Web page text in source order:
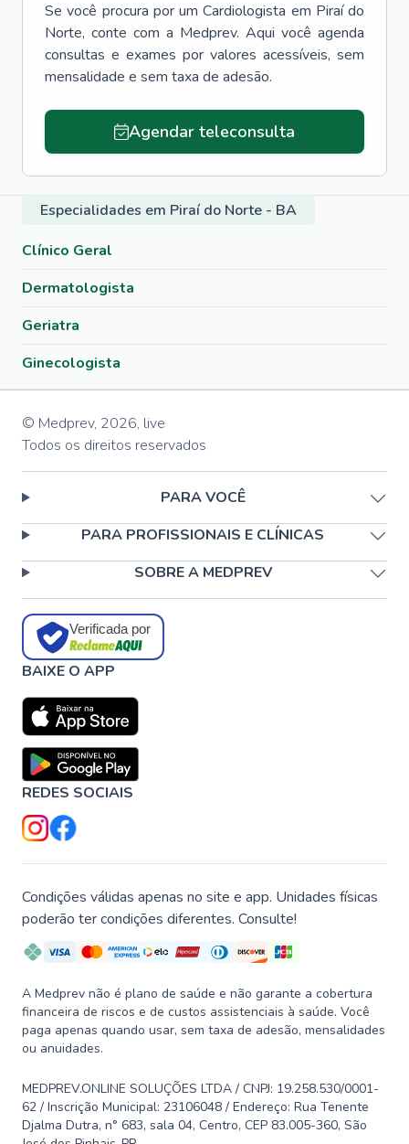
Se você procura por um Cardiologista em Piraí do
Norte, conte com a Medprev. Aqui você agenda
consultas e exames por valores acessíveis, sem
mensalidade e sem taxa de adesão.
Agendar teleconsulta
Especialidades em Piraí do Norte - BA
Clínico Geral
Dermatologista
Geriatra
Ginecologista
© Medprev, 2026, live
Todos os direitos reservados
PARA VOCÊ
PARA PROFISSIONAIS E CLÍNICAS
SOBRE A MEDPREV
Verificada por
BAIXE O APP
REDES SOCIAIS
Condições válidas apenas no site e app. Unidades físicas
poderão ter condições diferentes. Consulte!
A Medprev não é plano de saúde e não garante a cobertura
financeira de riscos e de custos assistenciais à saúde. Você
paga apenas quando usar, sem taxa de adesão, mensalidades
ou anuidades.
MEDPREV.ONLINE SOLUÇÕES LTDA / CNPJ: 19.258.530/0001-
62 / Inscrição Municipal: 23106048 / Endereço: Rua Tenente
Djalma Dutra, n° 683, sala 04, Centro, CEP 83.005-360, São